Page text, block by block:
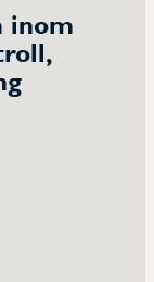
inom